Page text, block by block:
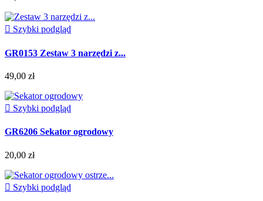
 Szybki podgląd
GR0153 Zestaw 3 narzędzi z...
49,00 zł
 Szybki podgląd
GR6206 Sekator ogrodowy
20,00 zł
 Szybki podgląd